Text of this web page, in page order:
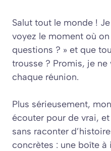
Salut tout le monde !
voyez le moment où
questions ? » et que
trousse ? Promis, je
chaque réunion.
Plus sérieusement,
écouter pour de vrai,
sans raconter
concrètes : une boîte